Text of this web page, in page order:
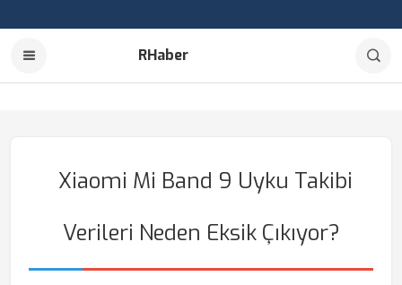
RHaber
Xiaomi Mi Band 9 Uyku Takibi
Verileri Neden Eksik Çıkıyor?